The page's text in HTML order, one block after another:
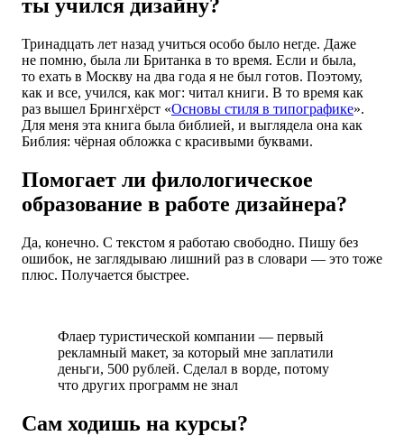
ты учился дизайну?
Тринадцать лет назад учиться особо было негде. Даже
не помню, была ли Британка в то время. Если и была,
то ехать в Москву на два года я не был готов. Поэтому,
как и все, учился, как мог: читал книги. В то время как
раз вышел Брингхёрст «Основы стиля в типографике».
Для меня эта книга была библией, и выглядела она как
Библия: чёрная обложка с красивыми буквами.
Помогает ли филологическое
образование в работе дизайнера?
Да, конечно. С текстом я работаю свободно. Пишу без
ошибок, не заглядываю лишний раз в словари — это тоже
плюс. Получается быстрее.
Флаер туристической компании — первый
рекламный макет, за который мне заплатили
деньги, 500 рублей. Сделал в ворде, потому
что других программ не знал
Сам ходишь на курсы?